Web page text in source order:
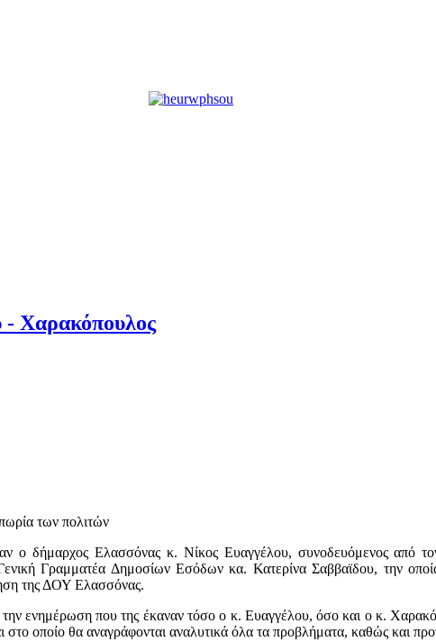
- Χαρακόπουλος
των πολιτών
ο δήμαρχος Ελασσόνας κ. Νίκος Ευαγγέλου, συνοδευόμενος από
Γραμματέα Δημοσίων Εσόδων κα. Κατερίνα Σαββαϊδου, την
της ΔΟΥ Ελασσόνας.
ενημέρωση που της έκαναν τόσο ο κ. Ευαγγέλου, όσο και ο κ.
οποίο θα αναγράφονται αναλυτικά όλα τα προβλήματα, καθώς και